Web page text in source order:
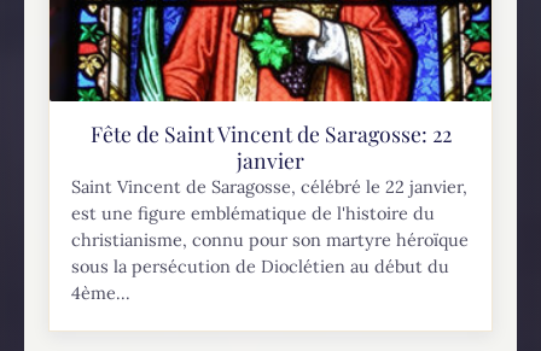
Fête de Saint Vincent de Saragosse: 22
janvier
Saint Vincent de Saragosse, célébré le 22 janvier,
est une figure emblématique de l'histoire du
christianisme, connu pour son martyre héroïque
sous la persécution de Dioclétien au début du
4ème...